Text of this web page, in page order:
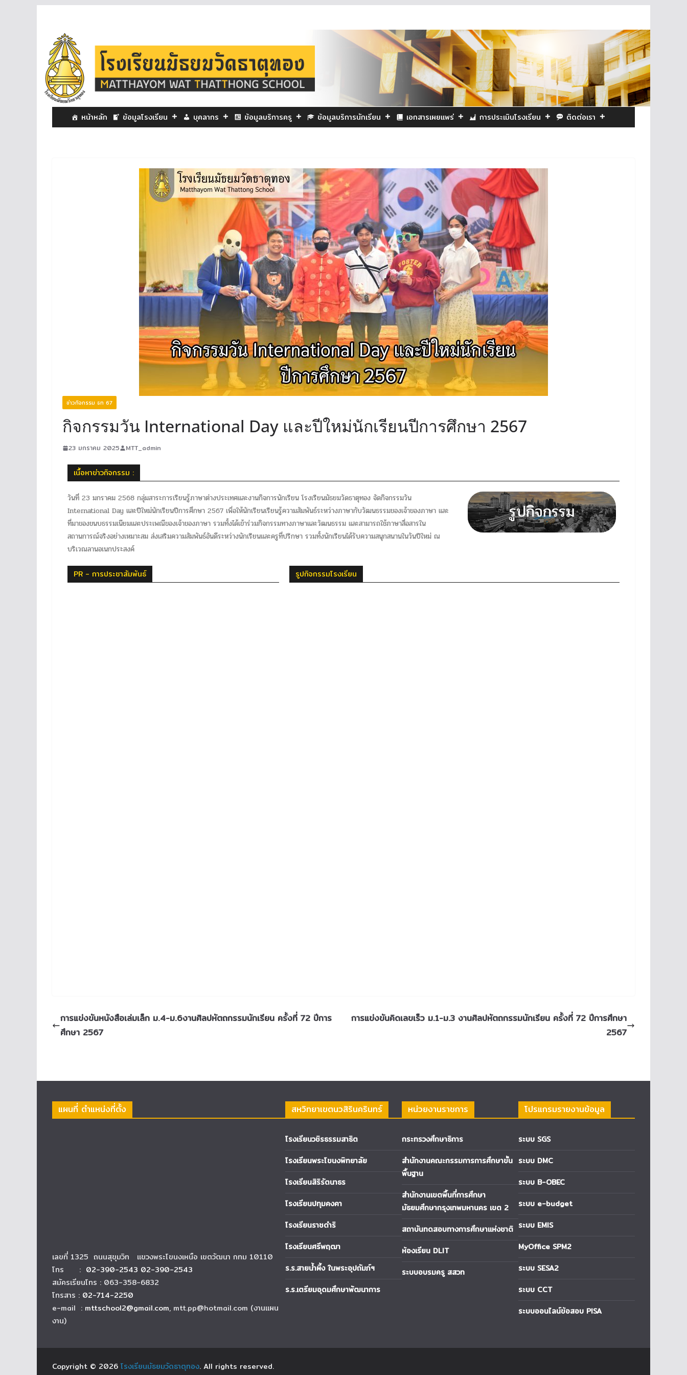
หน้าหลัก ข้อมูลโรงเรียน บุคลากร ข้อมูลบริการครู ข้อมูลบริการนักเรียน เอกสารเผยแพร่ การประเมินโรงเรียน ติดต่อเรา
ข่าวกิจกรรม ธท 67
กิจกรรมวัน International Day และปีใหม่นักเรียนปีการศึกษา 2567
23 มกราคม 2025 MTT_admin
เนื้อหาข่าวกิจกรรม :
วันที่ 23 มกราคม 2568 กลุ่มสาระการเรียนรู้ภาษาต่างประเทศและงานกิจการนักเรียน โรงเรียนมัธยมวัดธาตุทอง จัดกิจกรรมวัน
International Day และปีใหม่นักเรียนปีการศึกษา 2567 เพื่อให้นักเรียนเรียนรู้ความสัมพันธ์ระหว่างภาษากับวัฒนธรรมของเจ้าของภาษา และ
ที่มาของขนบธรรมเนียมและประเพณีของเจ้าของภาษา รวมทั้งได้เข้าร่วมกิจกรรมทางภาษาและวัฒนธรรม และสามารถใช้ภาษาสื่อสารใน
สถานการณ์จริงอย่างเหมาะสม ส่งเสริมความสัมพันธ์อันดีระหว่างนักเรียนและครูที่ปรึกษา รวมทั้งนักเรียนได้รับความสนุกสนานในวันปีใหม่ ณ
บริเวณลานอเนกประสงค์
PR - การประชาสัมพันธ์ รูปกิจกรรมโรงเรียน
การแข่งขันหนังสือเล่มเล็ก ม.4-ม.6งานศิลปหัตถกรรมนักเรียน ครั้งที่ 72 ปีการ
ศึกษา 2567
การแข่งขันคิดเลขเร็ว ม.1-ม.3 งานศิลปหัตถกรรมนักเรียน ครั้งที่ 72 ปีการศึกษา
2567
แผนที่ ตำแหน่งที่ตั้ง
เลขที่ 1325 ถนนสุขุมวิท แขวงพระโขนงเหนือ เขตวัฒนา กทม 10110
โทร : 02-390-2543 02-390-2543
สมัครเรียนโทร : 063-358-6832
โทรสาร : 02-714-2250
e-mail : mttschool2@gmail.com, mtt.pp@hotmail.com (งานแผน
งาน)
สหวิทยาเขตนวสิรินครินทร์
โรงเรียนวชิรธรรมสาธิต
โรงเรียนพระโขนงพิทยาลัย
โรงเรียนสิริรัตนาธร
โรงเรียนปทุมคงคา
โรงเรียนราชดำริ
โรงเรียนศรีพฤฒา
ร.ร.สายน้ำผึ้ง ในพระอุปถัมภ์ฯ
ร.ร.เตรียมอุดมศึกษาพัฒนาการ
หน่วยงานราชการ
กระทรวงศึกษาธิการ
สำนักงานคณะกรรมการการศึกษาขั้น
พื้นฐาน
สำนักงานเขตพื้นที่การศึกษา
มัธยมศึกษากรุงเทพมหานคร เขต 2
สถาบันทดสอบทางการศึกษาแห่งชาติ
ห้องเรียน DLIT
ระบบอบรมครู สสวท
โปรแกรมรายงานข้อมูล
ระบบ SGS
ระบบ DMC
ระบบ B-OBEC
ระบบ e-budget
ระบบ EMIS
MyOffice SPM2
ระบบ SESA2
ระบบ CCT
ระบบออนไลน์ข้อสอบ PISA
Copyright © 2026 โรงเรียนมัธยมวัดธาตุทอง. All rights reserved.